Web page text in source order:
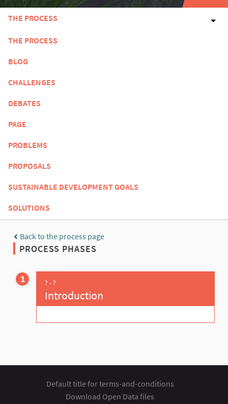
THE PROCESS
THE PROCESS
BLOG
CHALLENGES
DEBATES
PAGE
PROBLEMS
PROPOSALS
SUSTAINABLE DEVELOPMENT GOALS
SOLUTIONS
Back to the process page
PROCESS PHASES
1 ? - ?
Introduction
Default title for terms-and-conditions
Download Open Data files